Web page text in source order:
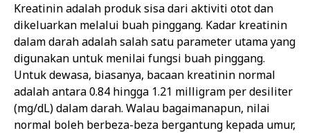
Kreatinin adalah produk sisa dari aktiviti otot dan
dikeluarkan melalui buah pinggang. Kadar kreatinin
dalam darah adalah salah satu parameter utama yang
digunakan untuk menilai fungsi buah pinggang.
Untuk dewasa, biasanya, bacaan kreatinin normal
adalah antara 0.84 hingga 1.21 milligram per desiliter
(mg/dL) dalam darah. Walau bagaimanapun, nilai
normal boleh berbeza-beza bergantung kepada umur,